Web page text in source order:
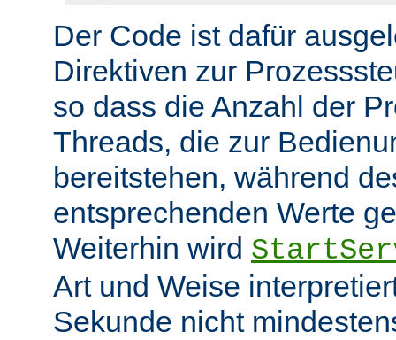
Der Code ist dafür
Direktiven zur
so dass die Anzahl der
Threads, die zur
bereitstehen, während
entsprechenden Werte
Weiterhin wird
Art und Weise
Sekunde nicht